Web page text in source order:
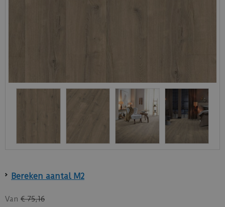
Bereken aantal M2
Van € 75,16